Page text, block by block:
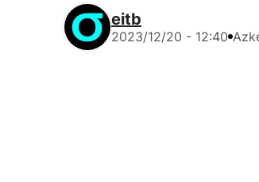
eitb
2023/12/20 - 12:40